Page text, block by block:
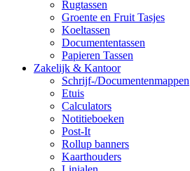
Rugtassen
Groente en Fruit Tasjes
Koeltassen
Documententassen
Papieren Tassen
Zakelijk & Kantoor
Schrijf-/Documentenmappen
Etuis
Calculators
Notitieboeken
Post-It
Rollup banners
Kaarthouders